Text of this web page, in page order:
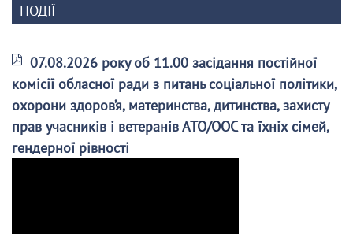
ПОДІЇ
07.08.2026 року об 11.00 засідання постійної
комісії обласної ради з питань соціальної політики,
охорони здоров’я, материнства, дитинства, захисту
прав учасників і ветеранів АТО/ООС та їхніх сімей,
гендерної рівності